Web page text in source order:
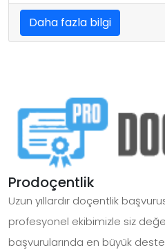
Daha fazla bilgi
Prodoçentlik
Uzun yıllardır doçentlik
profesyonel ekibimizle siz
başvurularında en büyük